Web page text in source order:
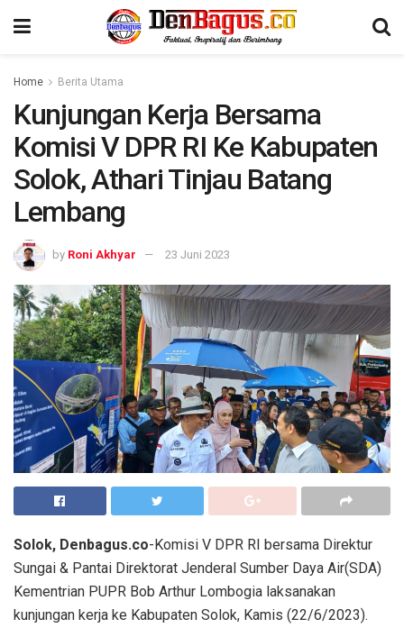
Home Berita Utama
Kunjungan Kerja Bersama
Komisi V DPR RI Ke Kabupaten
Solok, Athari Tinjau Batang
Lembang
by Roni Akhyar 23 Juni 2023
Solok, Denbagus.co-Komisi V DPR RI bersama Direktur
Sungai & Pantai Direktorat Jenderal Sumber Daya Air(SDA)
Kementrian PUPR Bob Arthur Lombogia laksanakan
kunjungan kerja ke Kabupaten Solok, Kamis (22/6/2023).